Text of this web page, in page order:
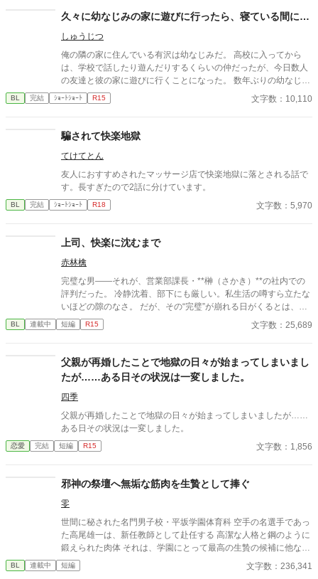
久々に幼なじみの家に遊びに行ったら、寝ている間に…
しゅうじつ
俺の隣の家に住んでいる有沢は幼なじみだ。 高校に入ってから
は、学校で話したり遊んだりするくらいの仲だったが、今日数人
の友達と彼の家に遊びに行くことになった。 数年ぶりの幼なじみ
の家を懐かしんでいる中、いつの間にか友人たちは帰っており、
幼なじみと2人きりに。 そこで俺は彼の部屋であるものを見つけ
BL 完結 ｼｮｰﾄｼｮｰﾄ R15 文字数：10,110
騙されて快楽地獄
てけてとん
友人におすすめされたマッサージ店で快楽地獄に落とされる話で
す。長すぎたので2話に分けています。
BL 完結 ｼｮｰﾄｼｮｰﾄ R18 文字数：5,970
上司、快楽に沈むまで
赤林檎
完璧な男――それが、営業部課長・**榊（さかき）**の社内での
評判だった。 冷静沈着、部下にも厳しい。私生活の噂すら立たな
いほどの隙のなさ。 だが、その“完璧”が崩れる日がくるとは、誰
も想像していなかった。 入社三年目の篠原は、榊の直属の部下。
真面目だが強気で、どこか挑発的な笑みを浮かべる青年。 ある
原は上司に向かって、いつもの穏やかな口調を崩した。「……そ
んな顔、部下には見せないんですね」 疲労で僅かに緩んだ榊の表
情。 その弱さを見逃さず、篠原はデスク越しに距離を詰める。
「強がらなくていいですよ。俺の前では、もう」 指先が榊のネク
タイを掴む。 引き寄せられた瞬間、榊の理性は音を立てて崩れ
た。 拒むことも、許すこともできないまま、 彼は“部下”の手によ
って、ひとつずつ乱されていく。 言葉で支配され、触れられるた
びに、自分の知らなかった感情と快楽を知る。それは、上司とし
ずっと榊だけを見つめ続けてきた、静かな執着がある。 「俺、前
から思ってたんです。 あなたが誰かに“支配される”ところ、き
っと綺麗だろうなって」 支配する側だったはずの男が、 支配され
ることで初めて“生きている”と感じてしまう――。 上司と部下、
立場も理性も、すべてが絡み合うオフィスの夜。 秘密の扉を開け
た榊は、もう戻れない。 快楽に溺れるその瞬間まで、彼を待つの
は破滅か、それとも救いか。 ――これは、ひとりの上司が“愛”と
BL 連載中 短編 R15 文字数：25,689
父親が再婚したことで地獄の日々が始まってしまいまし
たが……ある日その状況は一変しました。
四季
父親が再婚したことで地獄の日々が始まってしまいましたが……
ある日その状況は一変しました。
恋愛 完結 短編 R15 文字数：1,856
邪神の祭壇へ無垢な筋肉を生贄として捧ぐ
零
世間に秘された名門男子校・平坂学園体育科 空手の名選手であっ
た高尾雄一は、新任教師として赴任する 高潔な人格と鋼のように
鍛えられた肉体 それは、学園にとって最高の生贄の候補に他なら
なかった 至高の筋肉を持つ、精神を削られ意志をなくした青年を
太古の神に捧げるため、“水”、“風”、“土”の信奉者達が暗躍する 意
BL 連載中 短編 文字数：236,341